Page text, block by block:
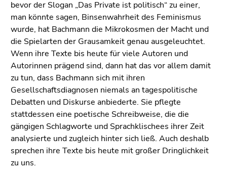
bevor der Slogan „Das Private ist politisch“ zu einer,
man könnte sagen, Binsenwahrheit des Feminismus
wurde, hat Bachmann die Mikrokosmen der Macht und
die Spielarten der Grausamkeit genau ausgeleuchtet.
Wenn ihre Texte bis heute für viele Autoren und
Autorinnen prägend sind, dann hat das vor allem damit
zu tun, dass Bachmann sich mit ihren
Gesellschaftsdiagnosen niemals an tagespolitische
Debatten und Diskurse anbiederte. Sie pflegte
stattdessen eine poetische Schreibweise, die die
gängigen Schlagworte und Sprachklischees ihrer Zeit
analysierte und zugleich hinter sich ließ. Auch deshalb
sprechen ihre Texte bis heute mit großer Dringlichkeit
zu uns.